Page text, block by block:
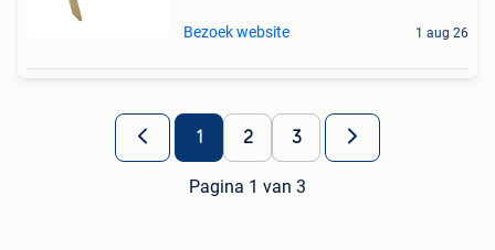
Bezoek website 1 aug 26
1 2 3
Pagina 1 van 3